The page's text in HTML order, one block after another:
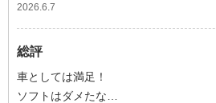
2026.6.7
総評
車としては満足！
ソフトはダメたな…